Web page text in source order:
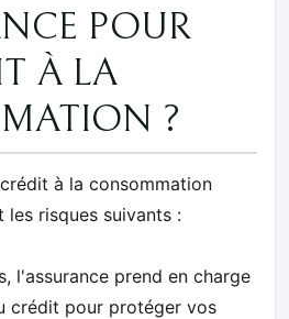
POUR
À LA
?
à la consommation
les risques suivants :
l'assurance prend en charge
crédit pour protéger vos